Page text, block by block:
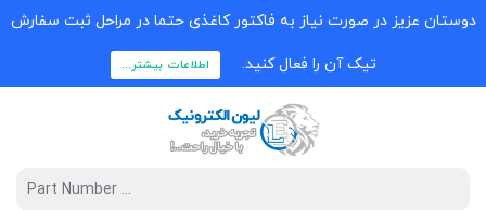
دوستان عزیز در صورت نیاز به فاکتور کاغذی حتما در مراحل ثبت سفارش
تیک آن را فعال کنید. اطلاعات بیشتر...